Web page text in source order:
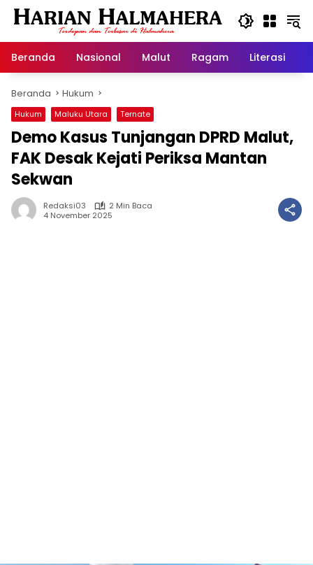
Langsung
Beranda
Nasional Malut Ragam Literasi
Beranda Hukum
Hukum Maluku Utara Ternate
Demo Kasus Tunjangan DPRD Malut,
FAK Desak Kejati Periksa Mantan
Sekwan
Redaksi03
2 Min Baca
4 November 2025